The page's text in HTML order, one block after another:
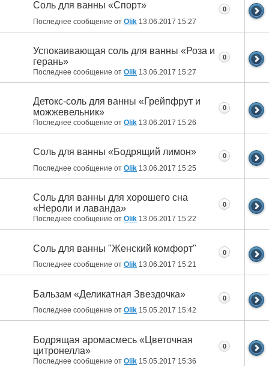
Соль для ванны «Спорт»
Последнее сообщение от Olik 13.06.2017 15:27
0
Успокаивающая соль для ванны «Роза и
герань»
Последнее сообщение от Olik 13.06.2017 15:27
0
Детокс-соль для ванны «Грейпфрут и
можжевельник»
Последнее сообщение от Olik 13.06.2017 15:26
0
Соль для ванны «Бодрящий лимон»
Последнее сообщение от Olik 13.06.2017 15:25
0
Соль для ванны для хорошего сна
«Нероли и лаванда»
Последнее сообщение от Olik 13.06.2017 15:22
0
Соль для ванны "Женский комфорт"
Последнее сообщение от Olik 13.06.2017 15:21
0
Бальзам «Деликатная Звездочка»
Последнее сообщение от Olik 15.05.2017 15:42
0
Бодрящая аромасмесь «Цветочная
цитронелла»
Последнее сообщение от Olik 15.05.2017 15:36
0